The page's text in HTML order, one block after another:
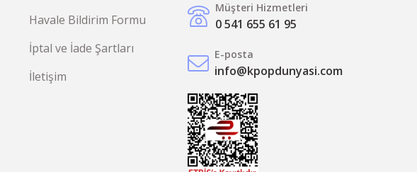
Havale Bildirim Formu
İptal ve İade Şartları
İletişim
Müşteri Hizmetleri
0 541 655 61 95
E-posta
info@kpopdunyasi.com